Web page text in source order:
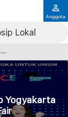
Lokal
Anggota
Yogyakarta